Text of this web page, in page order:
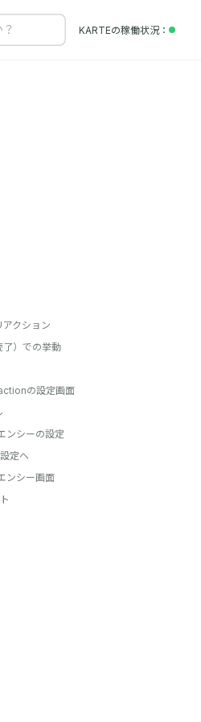
KARTEの稼働状況
クション
）での挙動
の設定画面
ンシーの設定
定へ
ンシー画面